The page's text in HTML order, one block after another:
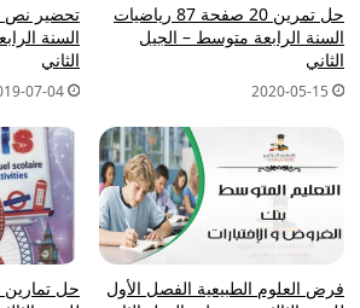
حل تمرين 20 صفحة 87 رياضيات
السنة الرابعة متوسط – الجيل
الثاني
2020-05-15
تحضير نص
السنة
الثاني
07-04
فرض العلوم الطبيعية الفصل الأول